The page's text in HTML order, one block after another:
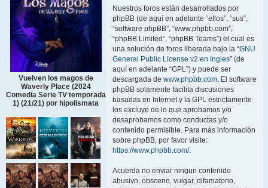
Vuelven los magos de
Waverly Place (2024
Comedia Serie TV temporada
1) (21/21) por hipolismata
Nuestros foros están desarrollados por
phpBB (de aquí en adelante “ellos”, “sus”,
“software phpBB”, “www.phpbb.com”,
“phpBB Limited”, “phpBB Teams”) el cual es
una solución de foros liberada bajo la “GNU
General Public License v2 en Ingles” (de
aquí en adelante “GPL”) y puede ser
descargada de www.phpbb.com. El software
phpBB solamente facilita discusiones
basadas en Internet y la GPL estrictamente
los excluye de lo que aprobamos y/o
desaprobamos como conductas y/o
contenido permisible. Para más información
sobre phpBB, por favor visite:
https://www.phpbb.com/.
Acuerda no enviar ningun contenido
abusivo, obsceno, vulgar, difamatorio,